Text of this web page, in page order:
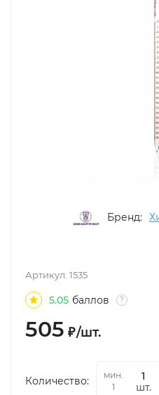
Бренд:
Артикул: 1535
5.05 баллов ?
505 ₽/шт.
Количество:
мин.
1
шт.